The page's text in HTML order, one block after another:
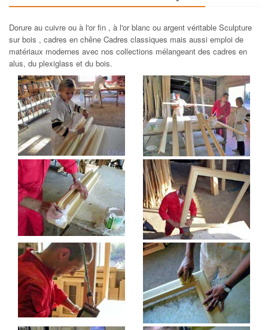
Dorure au cuivre ou à l'or fin , à l'or blanc ou argent véritable Sculpture
sur bois , cadres en chêne Cadres classiques mais aussi emploi de
matériaux modernes avec nos collections mélangeant des cadres en
alus, du plexiglass et du bois.